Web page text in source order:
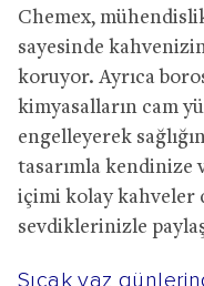
Chemex,
sayesinde
koruyor. Ayrıca
kimyasalların cam
engelleyerek
tasarımla kendinize
içimi kolay kahveler
sevdiklerinizle
Sıcak yaz